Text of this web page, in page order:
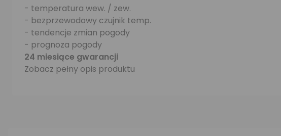
- temperatura wew. / zew.
- bezprzewodowy czujnik temp.
- tendencje zmian pogody
- prognoza pogody
24 miesiące gwarancji
Zobacz pełny opis produktu